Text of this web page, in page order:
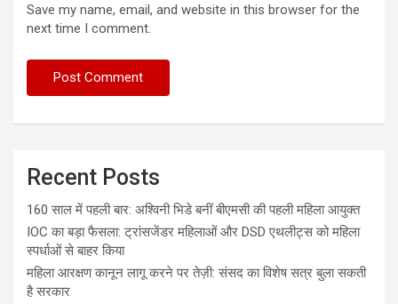
Save my name, email, and website in this browser for the
next time I comment.
Recent Posts
160 साल में पहली बार: अश्विनी भिडे बनीं बीएमसी की पहली महिला आयुक्त
IOC का बड़ा फैसला: ट्रांसजेंडर महिलाओं और DSD एथलीट्स को महिला
स्पर्धाओं से बाहर किया
महिला आरक्षण कानून लागू करने पर तेज़ी: संसद का विशेष सत्र बुला सकती
है सरकार